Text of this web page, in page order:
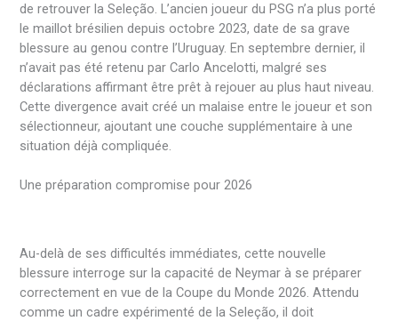
de retrouver la Seleção. L’ancien joueur du PSG n’a plus porté
le maillot brésilien depuis octobre 2023, date de sa grave
blessure au genou contre l’Uruguay. En septembre dernier, il
n’avait pas été retenu par Carlo Ancelotti, malgré ses
déclarations affirmant être prêt à rejouer au plus haut niveau.
Cette divergence avait créé un malaise entre le joueur et son
sélectionneur, ajoutant une couche supplémentaire à une
situation déjà compliquée.
Une préparation compromise pour 2026
Au-delà de ses difficultés immédiates, cette nouvelle
blessure interroge sur la capacité de Neymar à se préparer
correctement en vue de la Coupe du Monde 2026. Attendu
comme un cadre expérimenté de la Seleção, il doit